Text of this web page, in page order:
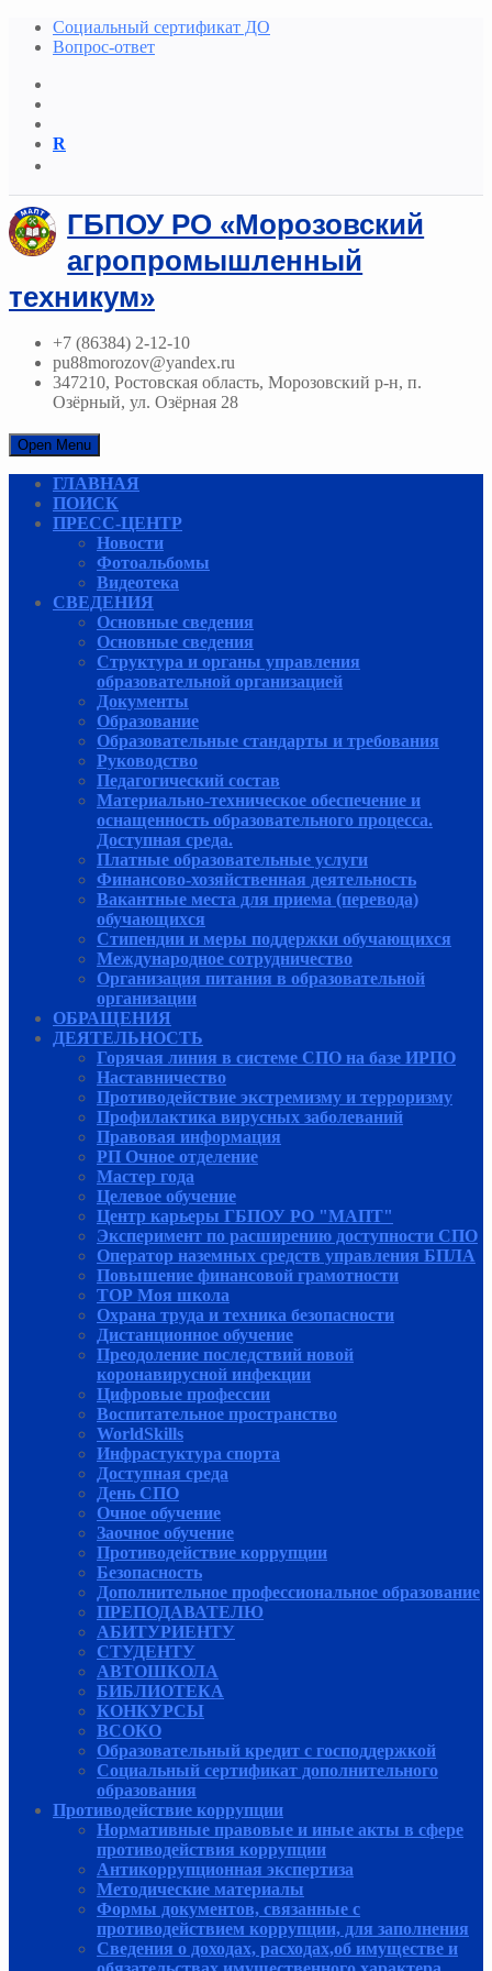
Социальный сертификат ДО
Вопрос-ответ
R
ГБПОУ РО «Морозовский
агропромышленный
техникум»
+7 (86384) 2-12-10
pu88morozov@yandex.ru
347210, Ростовская область, Морозовский р-н, п.
Озёрный, ул. Озёрная 28
Open Menu
ГЛАВНАЯ
ПОИСК
ПРЕСС-ЦЕНТР
Новости
Фотоальбомы
Видеотека
СВЕДЕНИЯ
Основные сведения
Основные сведения
Структура и органы управления
образовательной организацией
Документы
Образование
Образовательные стандарты и требования
Руководcтво
Педагогический состав
Материально-техническое обеспечение и
оснащенность образовательного процесса.
Доступная среда.
Платные образовательные услуги
Финансово-хозяйственная деятельность
Вакантные места для приема (перевода)
обучающихся
Стипендии и меры поддержки обучающихся
Международное сотрудничество
Организация питания в образовательной
организации
ОБРАЩЕНИЯ
ДЕЯТЕЛЬНОСТЬ
Горячая линия в системе СПО на базе ИРПО
Наставничество
Противодействие экстремизму и терроризму
Профилактика вирусных заболеваний
Правовая информация
РП Очное отделение
Мастер года
Целевое обучение
Центр карьеры ГБПОУ РО "МАПТ"
Эксперимент по расширению доступности СПО
Оператор наземных средств управления БПЛА
Повышение финансовой грамотности
ТОР Моя школа
Охрана труда и техника безопасности
Дистанционное обучение
Преодоление последствий новой
коронавирусной инфекции
Цифровые профессии
Воспитательное пространство
WorldSkills
Инфрастуктура спорта
Доступная среда
День СПО
Очное обучение
Заочное обучение
Противодействие коррупции
Безопасность
Дополнительное профессиональное образование
ПРЕПОДАВАТЕЛЮ
АБИТУРИЕНТУ
СТУДЕНТУ
АВТОШКОЛА
БИБЛИОТЕКА
КОНКУРСЫ
ВСОКО
Образовательный кредит с господдержкой
Социальный сертификат дополнительного
образования
Противодействие коррупции
Нормативные правовые и иные акты в сфере
противодействия коррупции
Антикоррупционная экспертиза
Методические материалы
Формы документов, связанные с
противодействием коррупции, для заполнения
Сведения о доходах, расходах,об имуществе и